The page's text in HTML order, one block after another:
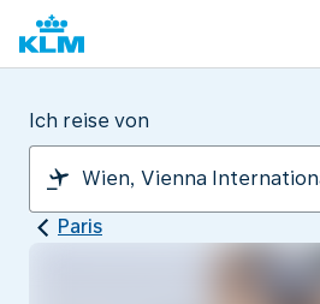
Ich reise von
Paris